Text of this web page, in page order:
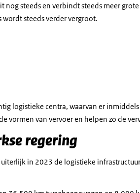
steeds en verbindt steeds meer
wordt steeds verder vergroot.
logistieke centra, waarvan er
vormen van vervoer en helpen zo de
regering
in 2023 de logistieke